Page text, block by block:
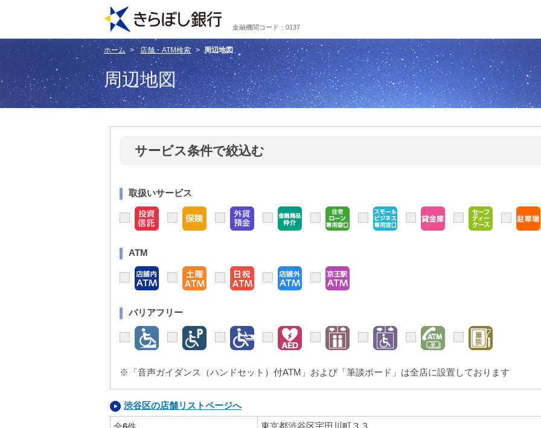
金融機関コード：0137
ホーム 店舗・ATM検索 周辺地図
周辺地図
サービス条件で絞込む
取扱いサービス
ATM
バリアフリー
※「音声ガイダンス（ハンドセット）付ATM」および「筆談ボード」は全店に設置しております
渋谷区の店舗リストページへ
東京都渋谷区宇田川町３３